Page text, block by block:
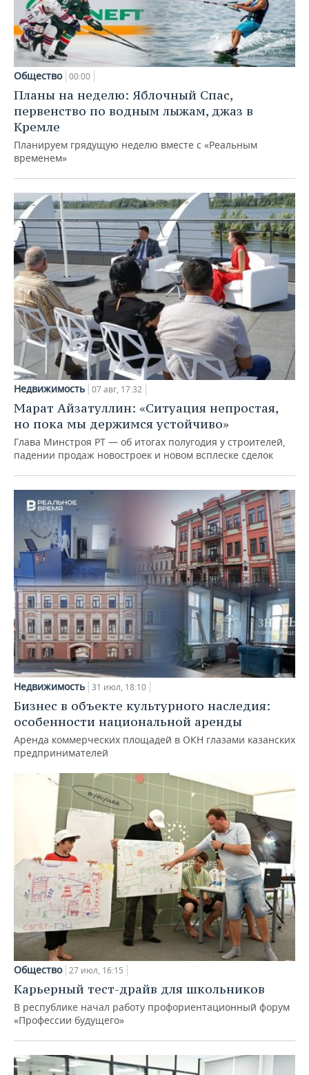
Общество 00:00
Планы на неделю: Яблочный Спас,
первенство по водным лыжам, джаз в
Кремле
Планируем грядущую неделю вместе с «Реальным
временем»
Недвижимость 07 авг, 17:32
Марат Айзатуллин: «Ситуация непростая,
но пока мы держимся устойчиво»
Глава Минстроя РТ — об итогах полугодия у строителей,
падении продаж новостроек и новом всплеске сделок
Недвижимость 31 июл, 18:10
Бизнес в объекте культурного наследия:
особенности национальной аренды
Аренда коммерческих площадей в ОКН глазами казанских
предпринимателей
Общество 27 июл, 16:15
Карьерный тест-драйв для школьников
В республике начал работу профориентационный форум
«Профессии будущего»